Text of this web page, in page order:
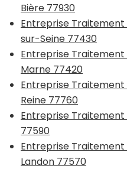
Bière 77930
Entreprise Traitement
sur-Seine 77430
Entreprise Traitement
Marne 77420
Entreprise Traitement
Reine 77760
Entreprise
77590
Entreprise Traitement
Landon 77570